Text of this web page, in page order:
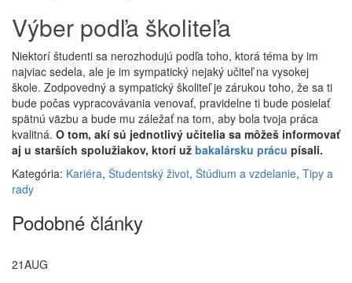
Výber podľa školiteľa
Niektorí študenti sa nerozhodujú podľa toho, ktorá téma by im
najviac sedela, ale je im sympatický nejaký učiteľ na vysokej
škole. Zodpovedný a sympatický školiteľ je zárukou toho, že sa ti
bude počas vypracovávania venovať, pravidelne ti bude posielať
spätnú väzbu a bude mu záležať na tom, aby bola tvoja práca
kvalitná. O tom, akí sú jednotlivý učitelia sa môžeš informovať
aj u starších spolužiakov, ktorí už bakalársku prácu písali.
Kategória: Kariéra, Študentský život, Štúdium a vzdelanie, Tipy a
rady
Podobné články
21AUG